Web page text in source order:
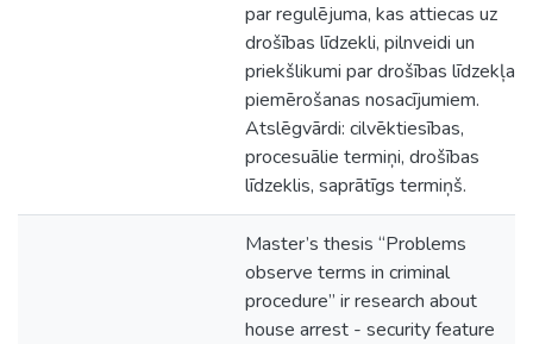
par regulējuma, kas attiecas uz
drošības līdzekli, pilnveidi un
priekšlikumi par drošības līdzekļa
piemērošanas nosacījumiem.
Atslēgvārdi: cilvēktiesības,
procesuālie termiņi, drošības
līdzeklis, saprātīgs termiņš.
Master’s thesis “Problems
observe terms in criminal
procedure” ir research about
house arrest - security feature